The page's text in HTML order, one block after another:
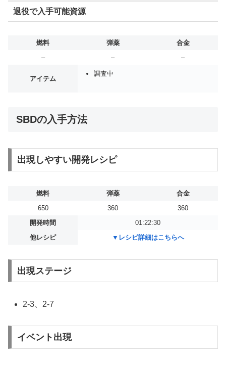
退役で入手可能資源
燃料 弾薬
合金
–
– –
アイテム
調査中
SBDの入手方法
出現しやすい開発レシピ
燃料 弾薬
合金
650
360
360
開発時間
01:22:30
他レシピ
▼レシピ詳細はこちらへ
出現ステージ
2-3、2-7
イベント出現